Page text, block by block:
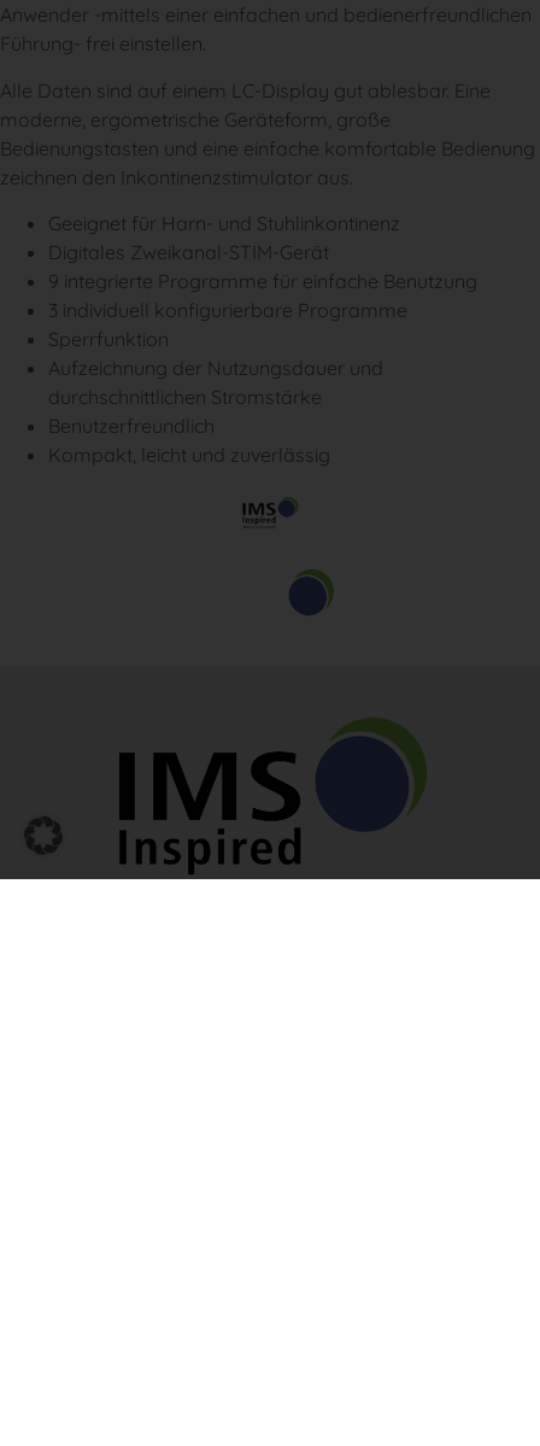
Anwender -mittels einer einfachen und bedienerfreundlichen
Führung- frei einstellen.
Alle Daten sind auf einem LC-Display gut ablesbar. Eine
moderne, ergometrische Geräteform, große
Bedienungstasten und eine einfache komfortable Bedienung
zeichnen den Inkontinenzstimulator aus.
Geeignet für Harn- und Stuhlinkontinenz
Digitales Zweikanal-STIM-Gerät
9 integrierte Programme für einfache Benutzung
3 individuell konfigurierbare Programme
Sperrfunktion
Aufzeichnung der Nutzungsdauer und
durchschnittlichen Stromstärke
Benutzerfreundlich
Kompakt, leicht und zuverlässig